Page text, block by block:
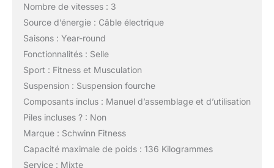
Nombre de vitesses : 3
Source d’énergie : Câble électrique
Saisons : Year-round
Fonctionnalités : Selle
Sport : Fitness et Musculation
Suspension : Suspension fourche
Composants inclus : Manuel d’assemblage et d’utilisation
Piles incluses ? : Non
Marque : Schwinn Fitness
Capacité maximale de poids : 136 Kilogrammes
Service : Mixte